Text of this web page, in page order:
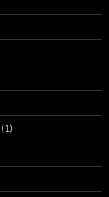
(1)